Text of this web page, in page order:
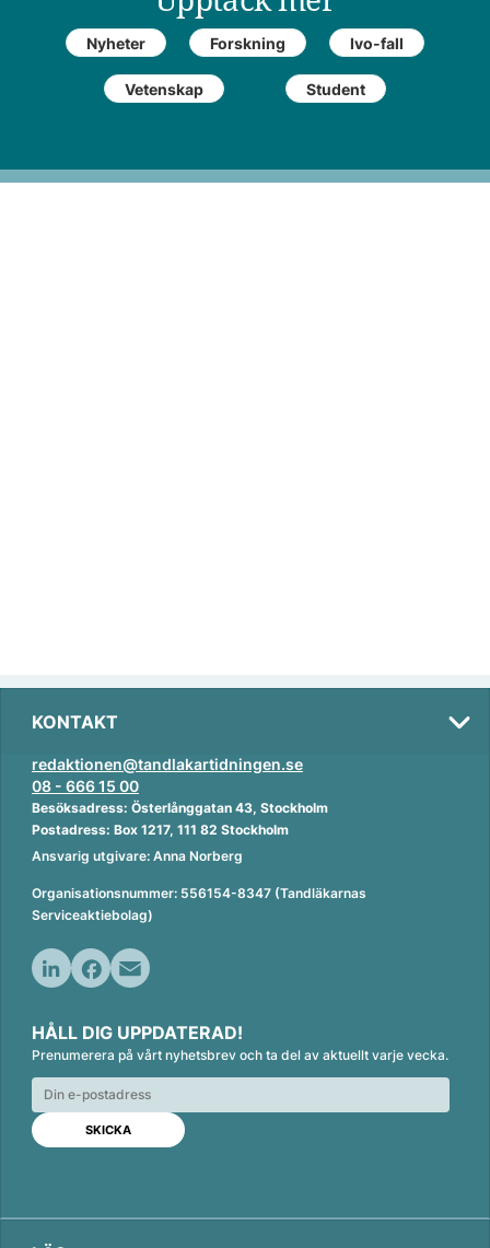
Nyheter Forskning Ivo-fall
Vetenskap Student
KONTAKT
redaktionen@tandlakartidningen.se
08 - 666 15 00
Besöksadress: Österlånggatan 43, Stockholm
Postadress: Box 1217, 111 82 Stockholm
Ansvarig utgivare: Anna Norberg
Organisationsnummer: 556154-8347 (Tandläkarnas
Serviceaktiebolag)
n
k
e
d
n
c
e
b
o
o
k
a
i
l
HÅLL DIG UPPDATERAD!
Prenumerera på vårt nyhetsbrev och ta del av aktuellt varje vecka.